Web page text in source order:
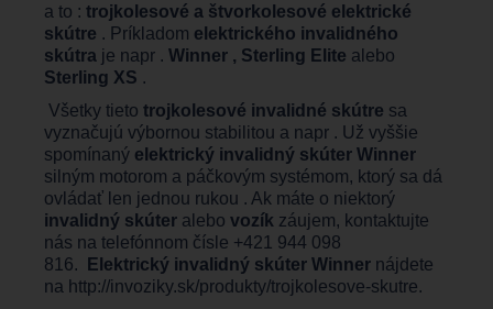
a to : trojkolesové a štvorkolesové elektrické
skútre . Príkladom elektrického invalidného
skútra je napr . Winner , Sterling Elite alebo
Sterling XS .
Všetky tieto trojkolesové invalidné skútre sa
vyznačujú výbornou stabilitou a napr . Už vyššie
spomínaný elektrický invalidný skúter Winner
silným motorom a páčkovým systémom, ktorý sa dá
ovládať len jednou rukou . Ak máte o niektorý
invalidný skúter alebo vozík záujem, kontaktujte
nás na telefónnom čísle +421 944 098
816.
Elektrický invalidný skúter Winner nájdete
na http://invoziky.sk/produkty/trojkolesove-skutre.